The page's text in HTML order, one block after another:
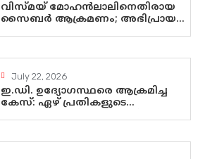
വിസ്മയ് മോഹൻലാലിനെതിരായ
സൈബർ ആക്രമണം; അഭിപ്രായ
അറുതി വേണം
July 22, 2026
ഇ.ഡി. ഉദ്യോഗസ്ഥരെ ആക്രമിച്ച
കേസ്: ഏഴ് പ്രതികളുടെ
അനുമതി